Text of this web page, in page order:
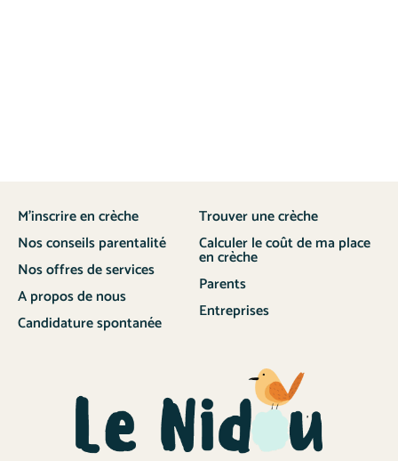
M’inscrire en crèche
Nos conseils parentalité
Nos offres de services
A propos de nous
Candidature spontanée
Trouver une crèche
Calculer le coût de ma place
en crèche
Parents
Entreprises